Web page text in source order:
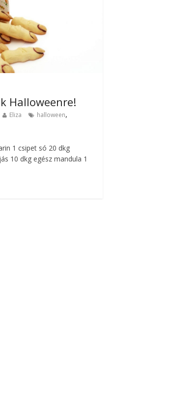
Halloweenre!
Eliza halloween,
1 csipet só 20 dkg
10 dkg egész mandula 1